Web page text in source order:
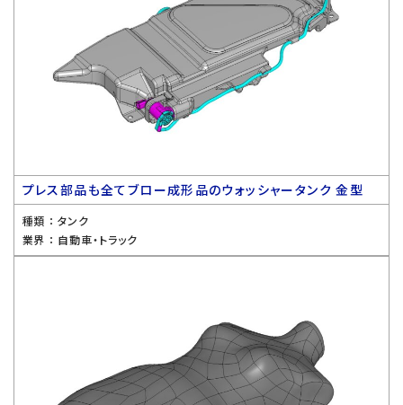
プレス部品も全てブロー成形品のウォッシャータンク 金型
種類 ： タンク
業界 ： 自動車・トラック